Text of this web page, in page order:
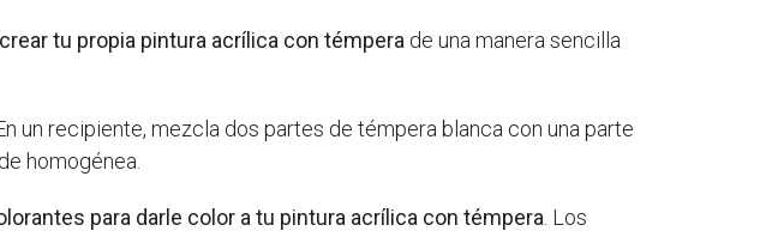
crear tu propia pintura acrílica con témpera de una manera sencilla
un recipiente, mezcla dos partes de témpera blanca con una parte
homogénea.
para darle color a tu pintura acrílica con témpera . Los